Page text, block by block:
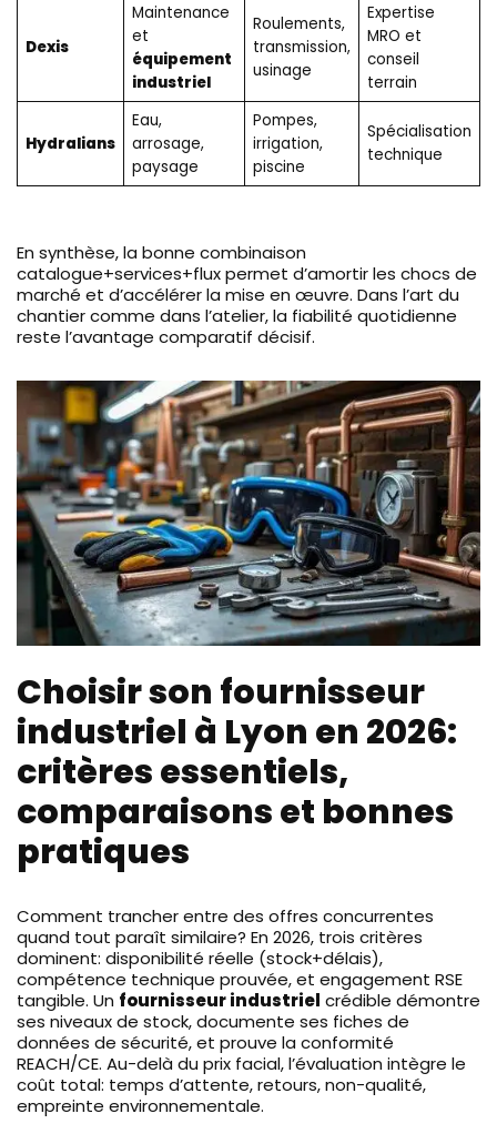
Dexis
Maintenance
et
équipement
industriel
Roulements,
transmission,
usinage
Expertise
MRO et
conseil
terrain
Hydralians
Eau,
arrosage,
paysage
Pompes,
irrigation,
piscine
Spécialisation
technique
En synthèse, la bonne combinaison
catalogue+services+flux permet d’amortir les chocs de
marché et d’accélérer la mise en œuvre. Dans l’art du
chantier comme dans l’atelier, la fiabilité quotidienne
reste l’avantage comparatif décisif.
Choisir son fournisseur
industriel à Lyon en 2026:
critères essentiels,
comparaisons et bonnes
pratiques
Comment trancher entre des offres concurrentes
quand tout paraît similaire? En 2026, trois critères
dominent: disponibilité réelle (stock+délais),
compétence technique prouvée, et engagement RSE
tangible. Un fournisseur industriel crédible démontre
ses niveaux de stock, documente ses fiches de
données de sécurité, et prouve la conformité
REACH/CE. Au-delà du prix facial, l’évaluation intègre le
coût total: temps d’attente, retours, non-qualité,
empreinte environnementale.